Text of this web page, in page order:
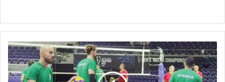
Après
des
résultats
mitigés